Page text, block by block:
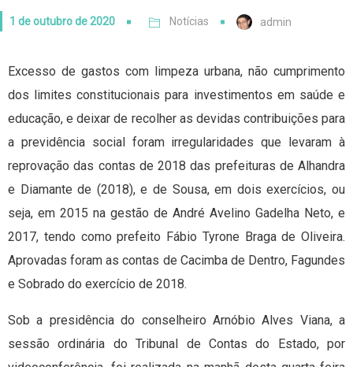
1 de outubro de 2020 Notícias admin
Excesso de gastos com limpeza urbana, não cumprimento
dos limites constitucionais para investimentos em saúde e
educação, e deixar de recolher as devidas contribuições para
a previdência social foram irregularidades que levaram à
reprovação das contas de 2018 das prefeituras de Alhandra
e Diamante de (2018), e de Sousa, em dois exercícios, ou
seja, em 2015 na gestão de André Avelino Gadelha Neto, e
2017, tendo como prefeito Fábio Tyrone Braga de Oliveira.
Aprovadas foram as contas de Cacimba de Dentro, Fagundes
e Sobrado do exercício de 2018.
Sob a presidência do conselheiro Arnóbio Alves Viana, a
sessão ordinária do Tribunal de Contas do Estado, por